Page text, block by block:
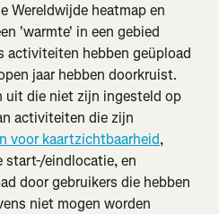
Wereldwijde heatmap en
'warmte' in een gebied
activiteiten hebben geüpload
jaar hebben doorkruist.
die niet zijn ingesteld op
activiteiten die zijn
voor kaartzichtbaarheid,
start-/eindlocatie, en
door gebruikers die hebben
niet mogen worden